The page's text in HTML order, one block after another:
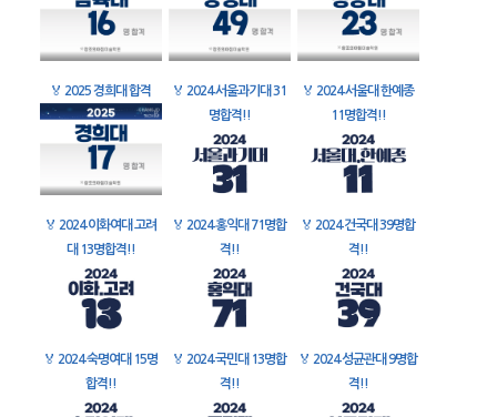
🏅 2025 경희대 합격 🏅 2024 서울과기대 31
명합격!!
🏅 2024 서울대 한예종
11명합격!!
🏅 2024 이화여대 고려
대 13명합격!!
🏅 2024 홍익대 71명합
격!!
🏅 2024 건국대 39명합
격!!
🏅 2024 숙명여대 15명
합격!!
🏅 2024 국민대 13명합
격!!
🏅 2024 성균관대 9명합
격!!